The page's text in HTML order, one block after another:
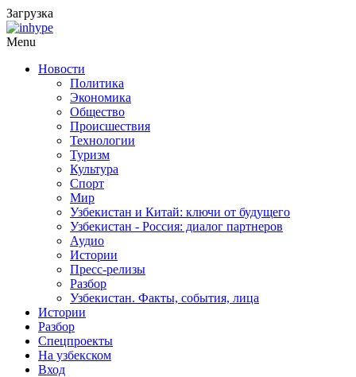
Загрузка
Menu
Новости
Политика
Экономика
Общество
Происшествия
Технологии
Туризм
Культура
Спорт
Мир
Узбекистан и Китай: ключи от будущего
Узбекистан - Россия: диалог партнеров
Аудио
Истории
Пресс-релизы
Разбор
Узбекистан. Факты, события, лица
Истории
Разбор
Спецпроекты
На узбекском
Вход